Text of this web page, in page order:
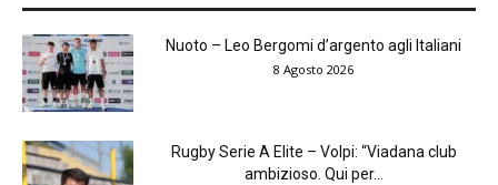
Nuoto – Leo Bergomi d’argento agli Italiani
8 Agosto 2026
Rugby Serie A Elite – Volpi: “Viadana club
ambizioso. Qui per...